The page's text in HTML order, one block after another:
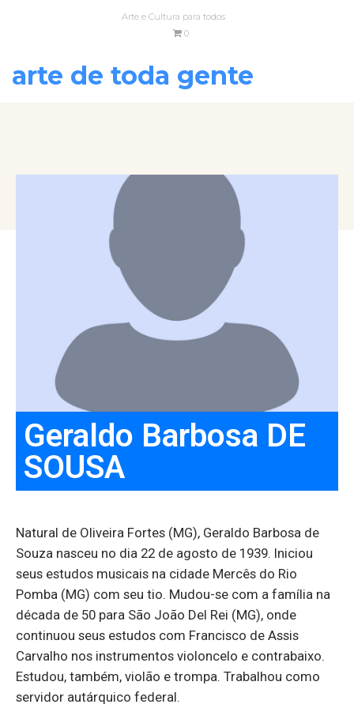
Arte e Cultura para todos
0
arte de toda gente
Geraldo Barbosa DE
SOUSA
Natural de Oliveira Fortes (MG), Geraldo Barbosa de
Souza nasceu no dia 22 de agosto de 1939. Iniciou
seus estudos musicais na cidade Mercês do Rio
Pomba (MG) com seu tio. Mudou-se com a família na
década de 50 para São João Del Rei (MG), onde
continuou seus estudos com Francisco de Assis
Carvalho nos instrumentos violoncelo e contrabaixo.
Estudou, também, violão e trompa. Trabalhou como
servidor autárquico federal.